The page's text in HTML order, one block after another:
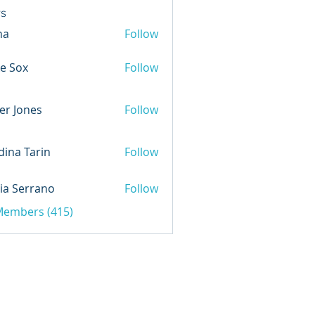
Follow
Sox Follow
Jones Follow
Tarin Follow
Serrano
Follow
(415)